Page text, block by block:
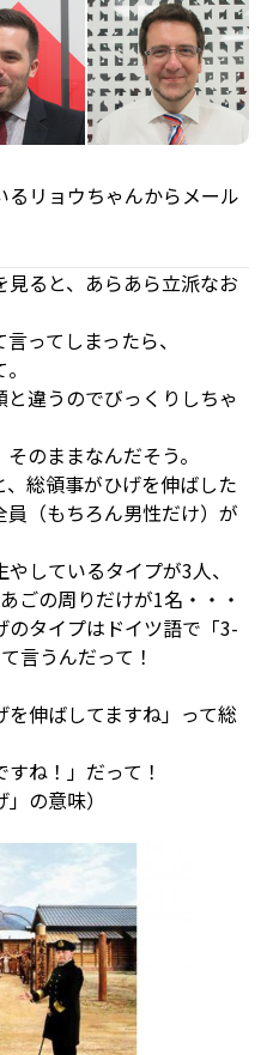
るリョウちゃんからメール
ると、あらあら立派なお
ってしまったら、
違うのでびっくりしちゃ
のままなんだそう。
総領事がひげを伸ばした
（もちろん男性だけ）が
しているタイプが3人、
ごの周りだけが1名・・・
タイプはドイツ語で「3-
言うんだって！
を伸ばしてますね」って総
すね！」だって！
の意味）